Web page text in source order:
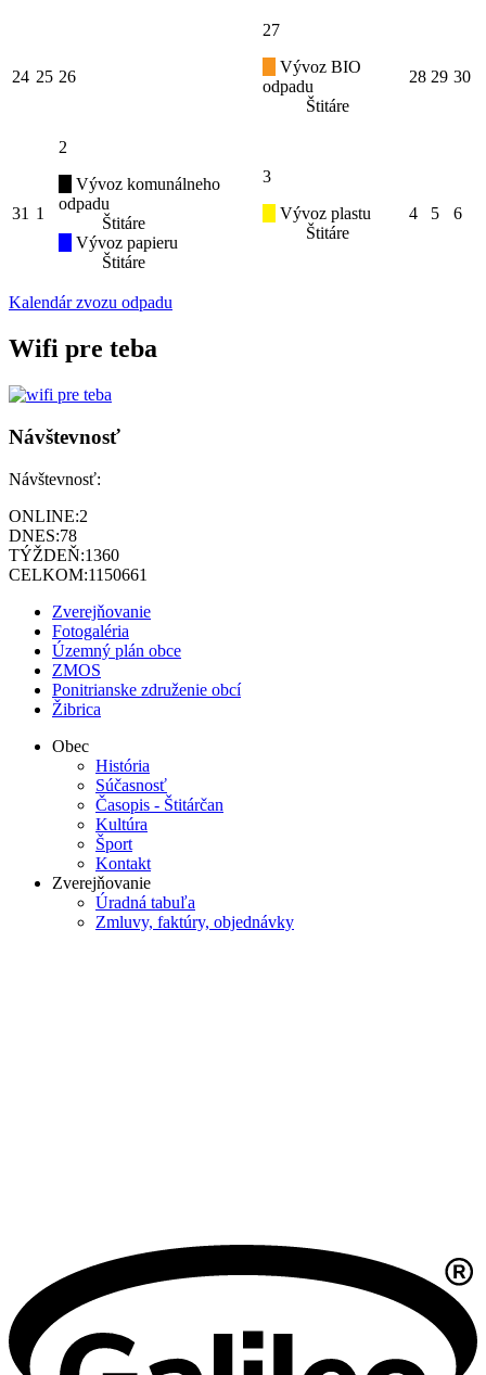
24 25 26
27
Vývoz BIO
odpadu
Štitáre
28 29 30
31 1
2
Vývoz komunálneho
odpadu
Štitáre
Vývoz papieru
Štitáre
3
Vývoz plastu
Štitáre
4 5 6
Kalendár zvozu odpadu
Wifi pre teba
Návštevnosť
Návštevnosť:
ONLINE:2
DNES:78
TÝŽDEŇ:1360
CELKOM:1150661
Zverejňovanie
Fotogaléria
Územný plán obce
ZMOS
Ponitrianske združenie obcí
Žibrica
Obec
História
Súčasnosť
Časopis - Štitárčan
Kultúra
Šport
Kontakt
Zverejňovanie
Úradná tabuľa
Zmluvy, faktúry, objednávky